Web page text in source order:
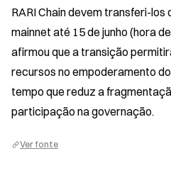
RARI Chain devem transferi-
mainnet até 15 de junho (hora
afirmou que a transição
recursos no empoderamento
tempo que reduz a
participação na governação.
Ver fonte